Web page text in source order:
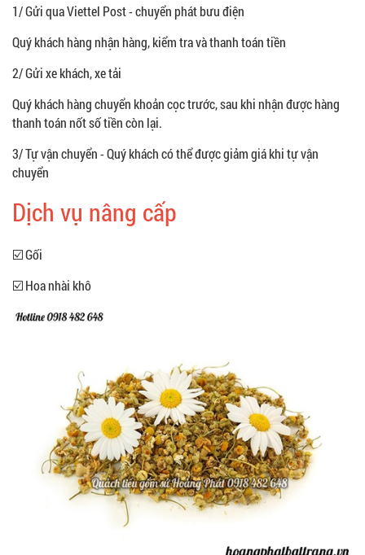
1/ Gửi qua Viettel Post - chuyển phát bưu điện
Quý khách hàng nhận hàng, kiểm tra và thanh toán tiền
2/ Gửi xe khách, xe tải
Quý khách hàng chuyển khoản cọc trước, sau khi nhận được hàng
thanh toán nốt số tiền còn lại.
3/ Tự vận chuyển - Quý khách có thể được giảm giá khi tự vận
chuyển
Dịch vụ nâng cấp
☑️ Gối
☑️ Hoa nhài khô